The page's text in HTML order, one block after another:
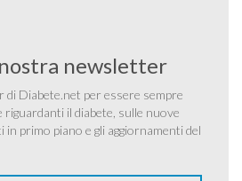
newsletter
di Diabete.net per essere sempre
il diabete, sulle nuove
in primo piano e gli aggiornamenti del